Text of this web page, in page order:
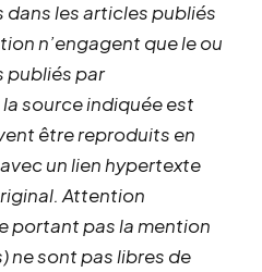
dans les articles publiés
n’engagent que le ou
publiés par
source indiquée est
être reproduits en
un lien hypertexte
Attention
portant pas la mention
ne sont pas libres de